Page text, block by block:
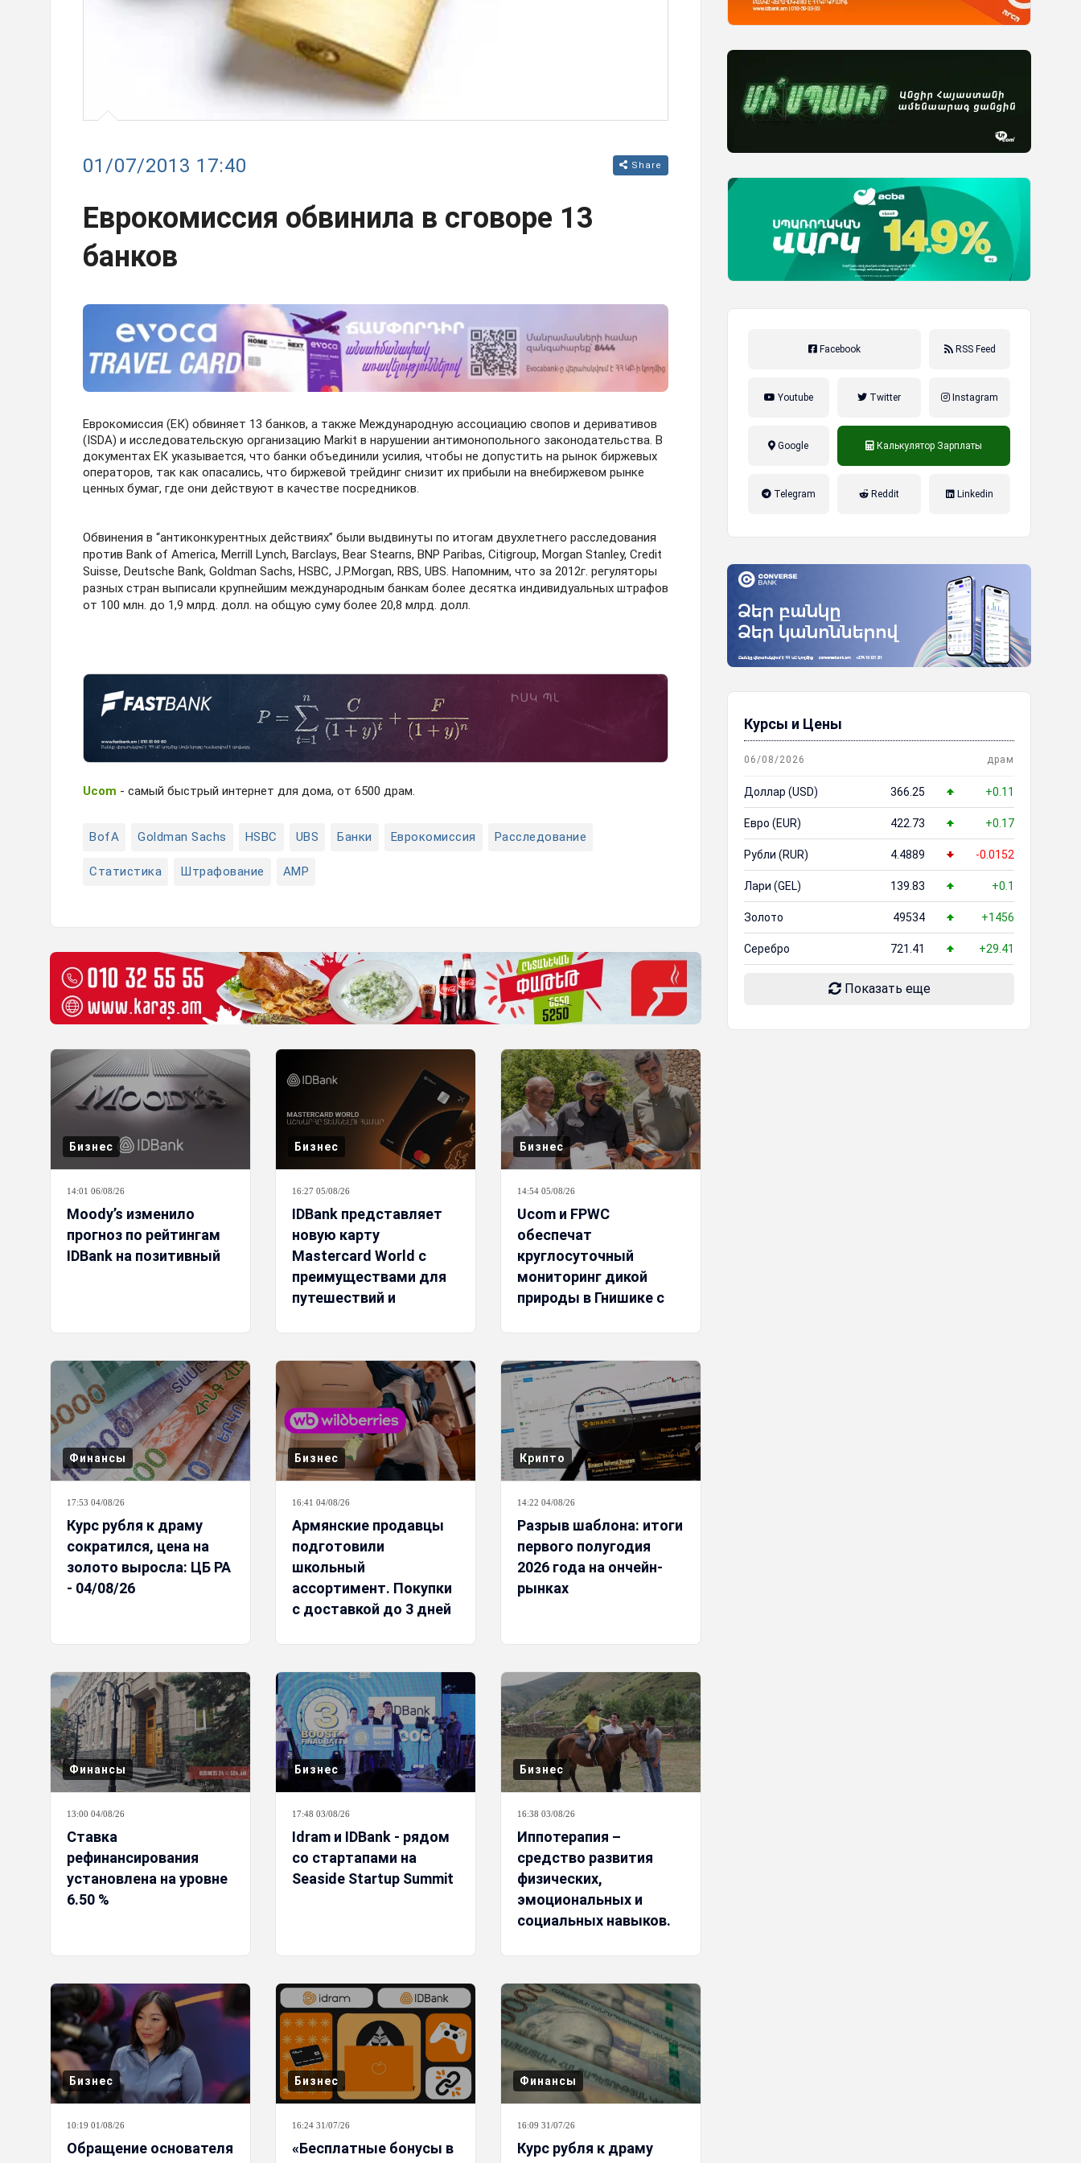
01/07/2013 17:40 Share
Еврокомиссия обвинила в сговоре 13
банков
Еврокомиссия (ЕК) обвиняет 13 банков, а также Международную ассоциацию свопов и деривативов
(ISDA) и исследовательскую организацию Markit в нарушении антимонопольного законодательства. В
документах ЕК указывается, что банки объединили усилия, чтобы не допустить на рынок биржевых
операторов, так как опасались, что биржевой трейдинг снизит их прибыли на внебиржевом рынке
ценных бумаг, где они действуют в качестве посредников.
Обвинения в “антиконкурентных действиях” были выдвинуты по итогам двухлетнего расследования
против Bank of America, Merrill Lynch, Barclays, Bear Stearns, BNP Paribas, Citigroup, Morgan Stanley, Credit
Suisse, Deutsche Bank, Goldman Sachs, HSBC, J.P.Morgan, RBS, UBS. Напомним, что за 2012г. регуляторы
разных стран выписали крупнейшим международным банкам более десятка индивидуальных штрафов
от 100 млн. до 1,9 млрд. долл. на общую суму более 20,8 млрд. долл.
Ucom - самый быстрый интернет для дома, от 6500 драм.
BofA Goldman Sachs HSBC UBS Банки Еврокомиссия Расследование
Статистика Штрафование AMP
Facebook RSS Feed
Youtube Twitter Instagram
Google Калькулятор Зарплаты
Telegram Reddit Linkedin
Курсы и Цены
06/08/2026 драм
Доллар (USD) 366.25 +0.11
Евро (EUR) 422.73 +0.17
Рубли (RUR) 4.4889 -0.0152
Лари (GEL) 139.83 +0.1
Золото 49534 +1456
Серебро 721.41 +29.41
Показать еще
Бизнес
14:01 06/08/26
Moody’s изменило
прогноз по рейтингам
IDBank на позитивный
Бизнес
16:27 05/08/26
IDBank представляет
новую карту
Mastercard World с
преимуществами для
путешествий и
Бизнес
14:54 05/08/26
Ucom и FPWC
обеспечат
круглосуточный
мониторинг дикой
природы в Гнишике с
Финансы
17:53 04/08/26
Курс рубля к драму
сократился, цена на
золото выросла: ЦБ РА
- 04/08/26
Бизнес
16:41 04/08/26
Армянские продавцы
подготовили
школьный
ассортимент. Покупки
с доставкой до 3 дней
Крипто
14:22 04/08/26
Разрыв шаблона: итоги
первого полугодия
2026 года на ончейн-
рынках
Финансы
13:00 04/08/26
Ставка
рефинансирования
установлена на уровне
6.50 %
Бизнес
17:48 03/08/26
Idram и IDBank - рядом
со стартапами на
Seaside Startup Summit
Бизнес
16:38 03/08/26
Иппотерапия –
средство развития
физических,
эмоциональных и
социальных навыков.
писать историю успеха
Бизнес
10:19 01/08/26
Обращение основателя
Бизнес
16:24 31/07/26
«Бесплатные бонусы в
Финансы
16:09 31/07/26
Курс рубля к драму